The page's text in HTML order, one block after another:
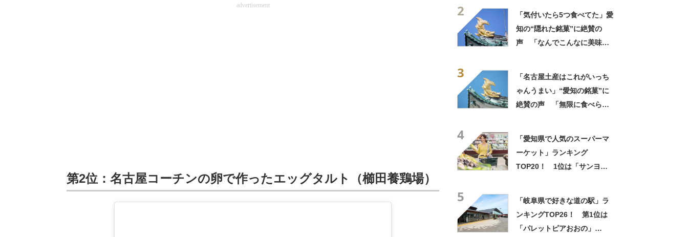
advertisement
第2位：名古屋コーチンの卵で作ったエッグタルト（櫛田養鶏場）
2
「気付いたら5つ食べてた」愛
知の“隠れた銘菓”に絶賛の
声 「なんでこんなに美味し
3
「名古屋土産はこれがいっち
ゃんうまい」“愛知の銘菓”に
絶賛の声 「無限に食べられ
4
「愛知県で人気のスーパーマ
ーケット」ランキング
TOP20！ 1位は「サンヨネ
5
「岐阜県で好きな道の駅」ラ
ンキングTOP26！ 第1位は
「パレットピアおおの」